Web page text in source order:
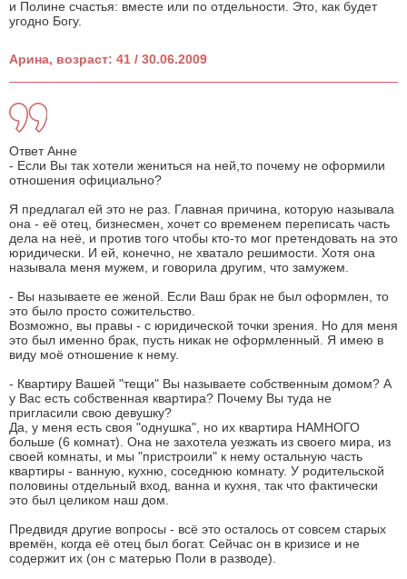
и Полине счастья: вместе или по отдельности. Это, как будет
угодно Богу.
Арина, возраст: 41 / 30.06.2009
Ответ Анне
- Если Вы так хотели жениться на ней,то почему не оформили
отношения официально?
Я предлагал ей это не раз. Главная причина, которую называла
она - её отец, бизнесмен, хочет со временем переписать часть
дела на неё, и против того чтобы кто-то мог претендовать на это
юридически. И ей, конечно, не хватало решимости. Хотя она
называла меня мужем, и говорила другим, что замужем.
- Вы называете ее женой. Если Ваш брак не был оформлен, то
это было просто сожительство.
Возможно, вы правы - с юридической точки зрения. Но для меня
это был именно брак, пусть никак не оформленный. Я имею в
виду моё отношение к нему.
- Квартиру Вашей "тещи" Вы называете собственным домом? А
у Вас есть собственная квартира? Почему Вы туда не
пригласили свою девушку?
Да, у меня есть своя "однушка", но их квартира НАМНОГО
больше (6 комнат). Она не захотела уезжать из своего мира, из
своей комнаты, и мы "пристроили" к нему остальную часть
квартиры - ванную, кухню, соседнюю комнату. У родительской
половины отдельный вход, ванна и кухня, так что фактически
это был целиком наш дом.
Предвидя другие вопросы - всё это осталось от совсем старых
времён, когда её отец был богат. Сейчас он в кризисе и не
содержит их (он с матерью Поли в разводе).